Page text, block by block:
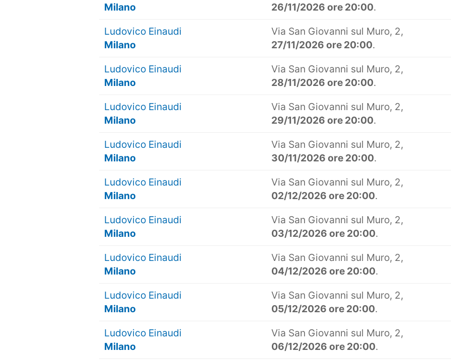
Milano 26/11/2026 ore 20:00.
Ludovico Einaudi
Milano
Via San Giovanni sul Muro, 2,
27/11/2026 ore 20:00.
Ludovico Einaudi
Milano
Via San Giovanni sul Muro, 2,
28/11/2026 ore 20:00.
Ludovico Einaudi
Milano
Via San Giovanni sul Muro, 2,
29/11/2026 ore 20:00.
Ludovico Einaudi
Milano
Via San Giovanni sul Muro, 2,
30/11/2026 ore 20:00.
Ludovico Einaudi
Milano
Via San Giovanni sul Muro, 2,
02/12/2026 ore 20:00.
Ludovico Einaudi
Milano
Via San Giovanni sul Muro, 2,
03/12/2026 ore 20:00.
Ludovico Einaudi
Milano
Via San Giovanni sul Muro, 2,
04/12/2026 ore 20:00.
Ludovico Einaudi
Milano
Via San Giovanni sul Muro, 2,
05/12/2026 ore 20:00.
Ludovico Einaudi
Milano
Via San Giovanni sul Muro, 2,
06/12/2026 ore 20:00.